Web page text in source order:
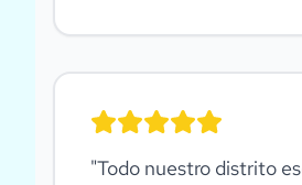
"Todo nuestro distrito